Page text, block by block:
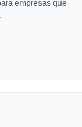
empresas que